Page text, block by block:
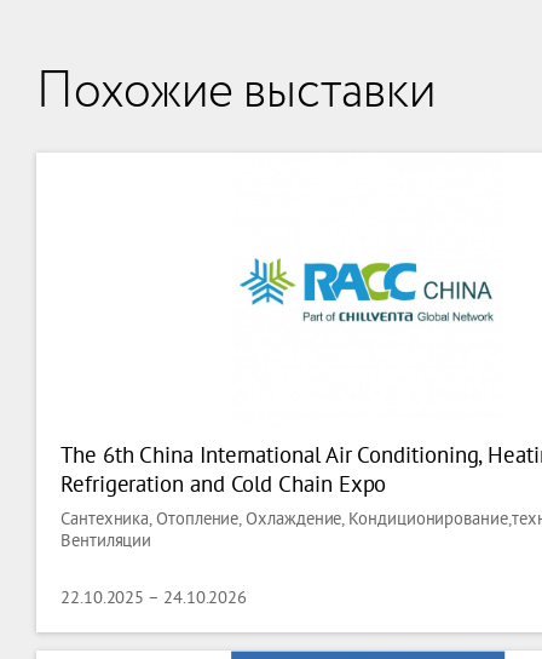
Похожие выставки
The 6th China International Air Conditioning,
Refrigeration and Cold Chain Expo
Сантехника, Отопление, Охлаждение,
Вентиляции
22.10.2025 – 24.10.2026